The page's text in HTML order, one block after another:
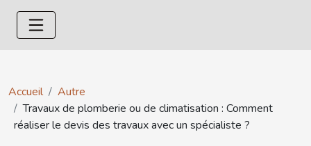
Accueil
Autre
Travaux de plomberie ou de climatisation : Comment
réaliser le devis des travaux avec un spécialiste ?